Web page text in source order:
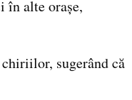
în alte orașe,
sugerând că